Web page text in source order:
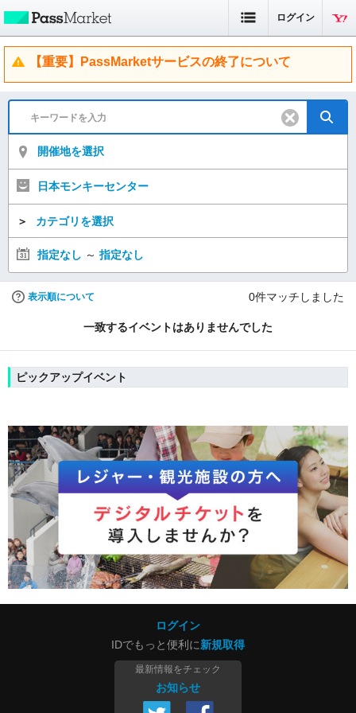
ログイン
【重要】PassMarketサービスの終了について
開催地を選択
日本モンキーセンター
＞ カテゴリを選択
指定なし ～ 指定なし
表示順について 0件マッチしました
一致するイベントはありませんでした
ピックアップイベント
ログイン
IDでもっと便利に新規取得
最新情報をチェック
お知らせ